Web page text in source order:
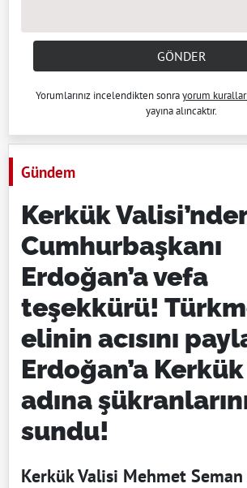
GÖNDER
Yorumlarınız incelendikten sonrayorum
yayına alıncaktır.
Gündem
Kerkük
Cumhurbaşkanı
Erdoğan’a vefa
teşekkürü!
elinin acısını
Erdoğan’a
adına
sundu!
Kerkük Valisi Mehmet Seman